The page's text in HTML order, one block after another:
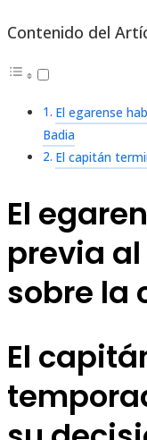
Contenido del
El egarense
Badia
El capitán
El
previa
sobre la
El